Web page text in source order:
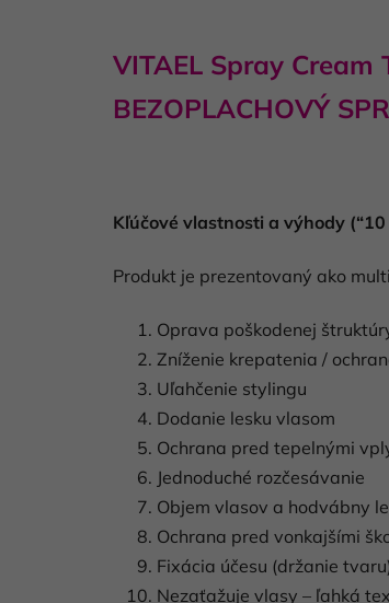
VITAEL Spray Cream
BEZOPLACHOVÝ
Kľúčové vlastnosti a výhody (“10
Produkt je prezentovaný ako
Oprava poškodenej
Zníženie krepatenia /
Uľahčenie stylingu
Dodanie lesku vlasom
Ochrana pred tepelnými
Jednoduché rozčesávanie
Objem vlasov a hodvábny
Ochrana pred vonkajšími
Fixácia účesu (držanie
Nezaťažuje vlasy – ľahká